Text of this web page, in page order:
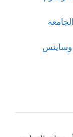
وساينس